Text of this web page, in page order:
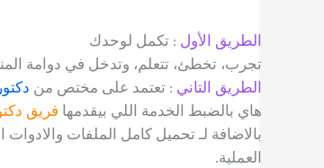
الطريق الأول : تكمل لوحدك
تجرب، تخطئ، تتعلم، وتدخل في دوامة
الطريق التاني : تعتمد على مختص من
هاي بالضبط الخدمة اللي بيقدمها فريق
بالاضافة لـ تحميل كامل الملفات
العملية.